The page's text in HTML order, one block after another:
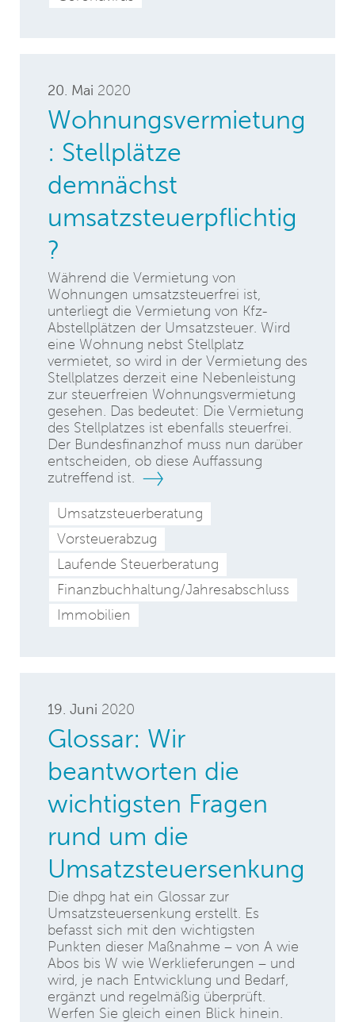
20. Mai 2020
Wohnungsvermietung
: Stellplätze
demnächst
umsatzsteuerpflichtig
?
Während die Vermietung von
Wohnungen umsatzsteuerfrei ist,
unterliegt die Vermietung von Kfz-
Abstellplätzen der Umsatzsteuer. Wird
eine Wohnung nebst Stellplatz
vermietet, so wird in der Vermietung des
Stellplatzes derzeit eine Nebenleistung
zur steuerfreien Wohnungsvermietung
gesehen. Das bedeutet: Die Vermietung
des Stellplatzes ist ebenfalls steuerfrei.
Der Bundesfinanzhof muss nun darüber
entscheiden, ob diese Auffassung
zutreffend ist.
Umsatzsteuerberatung
Vorsteuerabzug
Laufende Steuerberatung
Finanzbuchhaltung/Jahresabschluss
Immobilien
19. Juni 2020
Glossar: Wir
beantworten die
wichtigsten Fragen
rund um die
Umsatzsteuersenkung
Die dhpg hat ein Glossar zur
Umsatzsteuersenkung erstellt. Es
befasst sich mit den wichtigsten
Punkten dieser Maßnahme – von A wie
Abos bis W wie Werklieferungen – und
wird, je nach Entwicklung und Bedarf,
ergänzt und regelmäßig überprüft.
Werfen Sie gleich einen Blick hinein.